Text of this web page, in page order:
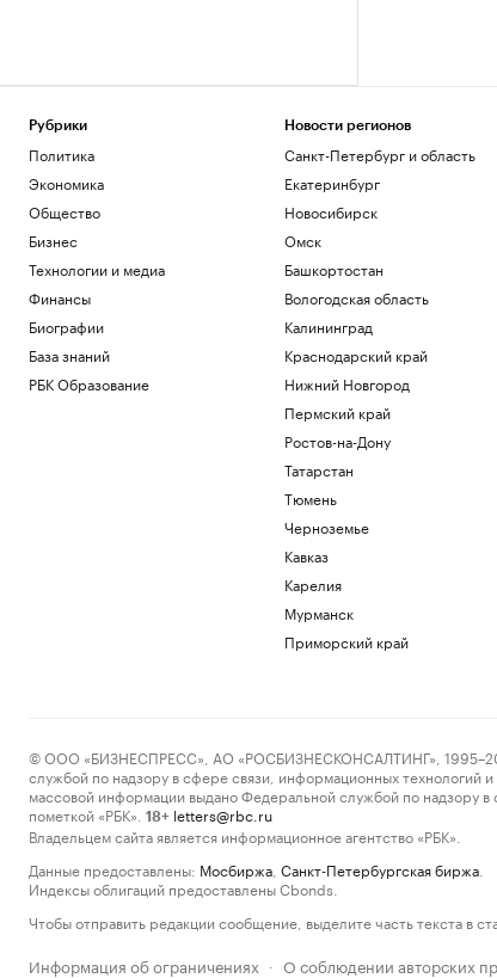
Рубрики
Политика
Экономика
Общество
Бизнес
Технологии и медиа
Финансы
Биографии
База знаний
РБК Образование
Новости регионов
Санкт-Петербург и область
Екатеринбург
Новосибирск
Омск
Башкортостан
Вологодская область
Калининград
Краснодарский край
Нижний Новгород
Пермский край
Ростов-на-Дону
Татарстан
Тюмень
Черноземье
Кавказ
Карелия
Мурманск
Приморский край
© ООО «БИЗНЕСПРЕСС», АО «РОСБИЗНЕСКОНСАЛТИНГ», 1995–2026.
службой по надзору в сфере связи, информационных технологий
массовой информации выдано Федеральной службой по надзору
пометкой «РБК».
18+ letters@rbc.ru
Владельцем сайта является информационное агентство «РБК».
Данные предоставлены: Мосбиржа Санкт-Петербургская биржа
Индексы облигаций предоставлены Cbonds.
Чтобы отправить редакции сообщение, выделите часть текста в
Информация об ограничениях · О соблюдении авторских